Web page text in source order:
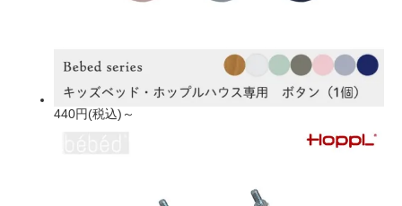
440円(税込)～